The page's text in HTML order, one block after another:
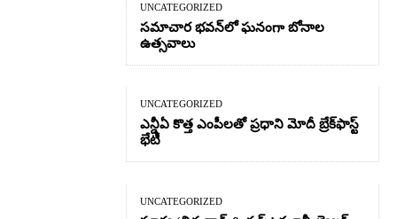
UNCATEGORIZED
సమాచార భవన్‌లో ఘనంగా బోనాల
ఉత్సవాలు
UNCATEGORIZED
ఎన్డీఏ కొత్త ఎంపీలతో ప్రధాని మోదీ బ్రేక్‌ఫాస్ట్
భేటీ
UNCATEGORIZED